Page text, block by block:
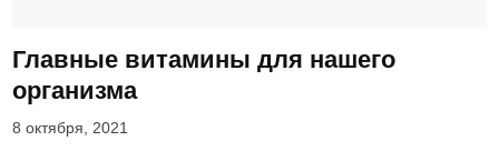
Главные витамины для нашего
организма
8 октября, 2021